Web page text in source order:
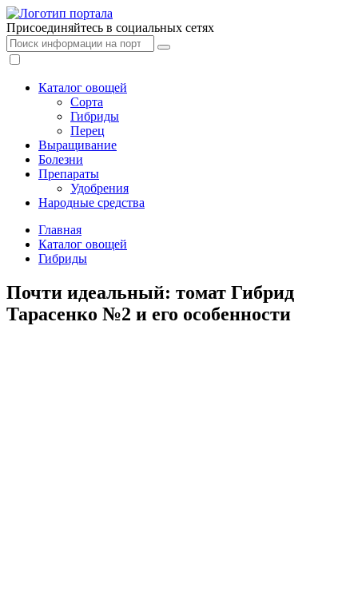
Присоединяйтесь в социальных сетях
Каталог овощей
Сорта
Гибриды
Перец
Выращивание
Болезни
Препараты
Удобрения
Народные средства
Главная
Каталог овощей
Гибриды
Почти идеальный: томат Гибрид
Тарасенко №2 и его особенности